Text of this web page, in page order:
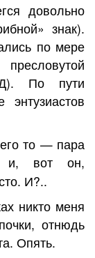
довольно
знак).
по мере
По пути
то — пара
вот он,
И?..
никто меня
отнюдь
Опять.